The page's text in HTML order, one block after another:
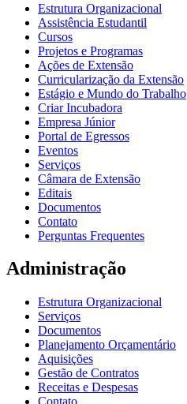
Estrutura Organizacional
Assistência Estudantil
Cursos
Projetos e Programas
Ações de Extensão
Curricularização da Extensão
Estágio e Mundo do Trabalho
Criar Incubadora
Empresa Júnior
Portal de Egressos
Eventos
Serviços
Câmara de Extensão
Editais
Documentos
Contato
Perguntas Frequentes
Administração
Estrutura Organizacional
Serviços
Documentos
Planejamento Orçamentário
Aquisições
Gestão de Contratos
Receitas e Despesas